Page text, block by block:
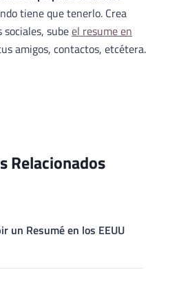
tiene que tenerlo. Crea
subeel resume en
amigos, contactos, etcétera.
Relacionados
un Resumé en los EEUU